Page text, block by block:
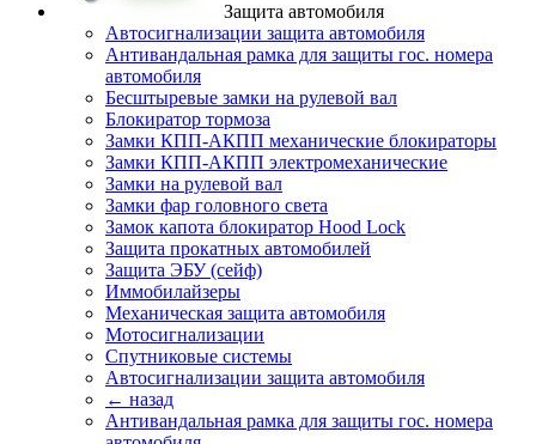
Защита автомобиля
Автосигнализации защита автомобиля
Антивандальная рамка для защиты гос. номера
автомобиля
Бесштыревые замки на рулевой вал
Блокиратор тормоза
Замки КПП-АКПП механические блокираторы
Замки КПП-АКПП электромеханические
Замки на рулевой вал
Замки фар головного света
Замок капота блокиратор Hood Lock
Защита прокатных автомобилей
Защита ЭБУ (сейф)
Иммобилайзеры
Механическая защита автомобиля
Мотосигнализации
Спутниковые системы
Автосигнализации защита автомобиля
← назад
Антивандальная рамка для защиты гос. номера